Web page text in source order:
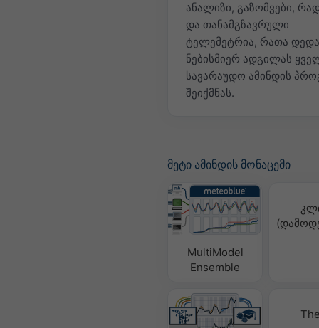
ანალიზი, გაზომვები,
და თანამგზავრული
ტელემეტრია, რათა
ნებისმიერ ადგილას
სავარაუდო ამინდის
შეიქმნას.
მეტი ამინდის მონაცემი
MultiModel
Ensemble